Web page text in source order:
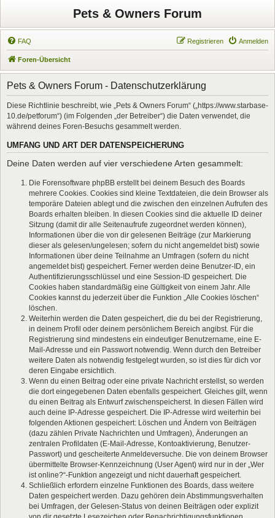
Pets & Owners Forum
FAQ Anmelden
Registrieren
Foren-Übersicht
Pets & Owners Forum - Datenschutzerklärung
Diese Richtlinie beschreibt, wie „Pets & Owners Forum“ („https://www.starbase-
10.de/petforum“) (im Folgenden „der Betreiber“) die Daten verwendet, die
während deines Foren-Besuchs gesammelt werden.
UMFANG UND ART DER DATENSPEICHERUNG
Deine Daten werden auf vier verschiedene Arten gesammelt:
Die Forensoftware phpBB erstellt bei deinem Besuch des Boards
mehrere Cookies. Cookies sind kleine Textdateien, die dein Browser als
temporäre Dateien ablegt und die zwischen den einzelnen Aufrufen des
Boards erhalten bleiben. In diesen Cookies sind die aktuelle ID deiner
Sitzung (damit dir alle Seitenaufrufe zugeordnet werden können),
Informationen über die von dir gelesenen Beiträge (zur Markierung
dieser als gelesen/ungelesen; sofern du nicht angemeldet bist) sowie
Informationen über deine Teilnahme an Umfragen (sofern du nicht
angemeldet bist) gespeichert. Ferner werden deine Benutzer-ID, ein
Authentifizierungsschlüssel und eine Session-ID gespeichert. Die
Cookies haben standardmäßig eine Gültigkeit von einem Jahr. Alle
Cookies kannst du jederzeit über die Funktion „Alle Cookies löschen“
löschen.
Weiterhin werden die Daten gespeichert, die du bei der Registrierung,
in deinem Profil oder deinem persönlichem Bereich angibst. Für die
Registrierung sind mindestens ein eindeutiger Benutzername, eine E-
Mail-Adresse und ein Passwort notwendig. Wenn durch den Betreiber
weitere Daten als notwendig festgelegt wurden, so ist dies für dich vor
deren Eingabe ersichtlich.
Wenn du einen Beitrag oder eine private Nachricht erstellst, so werden
die dort eingegebenen Daten ebenfalls gespeichert. Gleiches gilt, wenn
du einen Beitrag als Entwurf zwischenspeicherst. In diesen Fällen wird
auch deine IP-Adresse gespeichert. Die IP-Adresse wird weiterhin bei
folgenden Aktionen gespeichert: Löschen und Ändern von Beiträgen
(dazu zählen Private Nachrichten und Umfragen), Änderungen an
zentralen Profildaten (E-Mail-Adresse, Kontoaktivierung, Benutzer-
Passwort) und gescheiterte Anmeldeversuche. Die von deinem Browser
übermittelte Browser-Kennzeichnung (User Agent) wird nur in der „Wer
ist online?“-Funktion angezeigt und nicht dauerhaft gespeichert.
Schließlich erfordern einzelne Funktionen des Boards, dass weitere
Daten gespeichert werden. Dazu gehören dein Abstimmungsverhalten
bei Umfragen, der Gelesen-Status von deinen Beiträgen oder explizit